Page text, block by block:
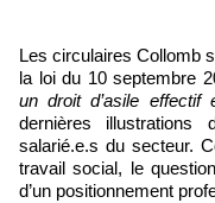
Les circulaires Collomb
la loi du 10 septembre
un droit d’asile effectif
dernières illustrations
salarié.e.s du secteur.
travail social, le
d’un positionnement